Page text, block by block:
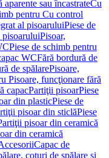
sau încastrateCu
pentru Cu control
al pisoaruluiPiese de
pisoaruluiPisoar,
Piese de schimb pentru
WCFără bordură de
de spălarePisoare,
Pisoare, funcţionare fără
capacPartiţii pisoarPiese
din plasticPiese de
pisoar din sticlăPiese
pisoar din ceramică
din ceramică
Capac de
coturi de spălare şi